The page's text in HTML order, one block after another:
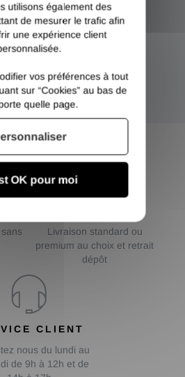
OK
LIVRAISON AU
Livraison standard ou
premium au choix et retrait
dépôt
CLIENT
nous du lundi au
de 9h à 12h et de
utilisons également des
de mesurer le trafic afin
une expérience client
vos préférences à tout
sur “Cookies” au bas de
quelle page.
OK pour moi